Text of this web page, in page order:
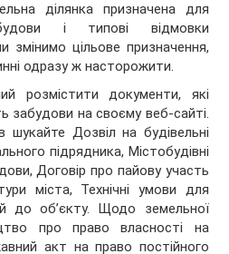
ділянка призначена для
і типові відмовки
змінимо цільове призначення,
одразу ж насторожити.
розмістити документи, які
забудови на своєму веб-сайті.
шукайте Дозвіл на будівельні
підрядника, Містобудівні
Договір про пайову участь
міста, Технічні умови для
до об’єкту. Щодо земельної
про право власності на
акт на право постійного